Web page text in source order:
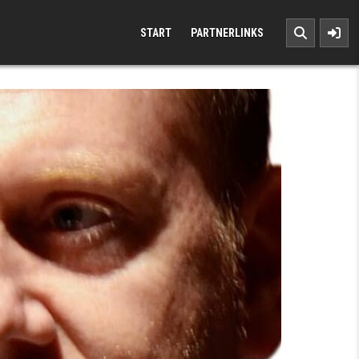
START PARTNERLINKS